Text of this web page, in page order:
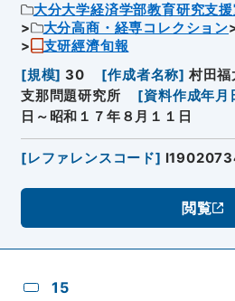
大分大学経済学部教育研究支
大分高商・経専コレクション
支研經濟旬報
[規模] 30 [作成者名称] 村田福
支那問題研究所
[資料作成年月
日～昭和１７年８月１１日
[レファレンスコード]
閲覧
15